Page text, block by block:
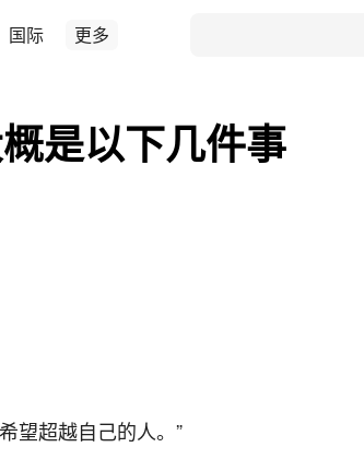
国际 更多
是以下几件事
望超越自己的人。”